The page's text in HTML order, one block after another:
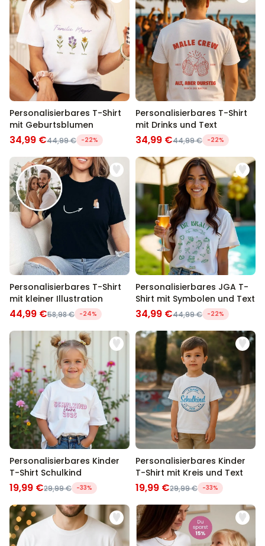
Personalisierbares T-Shirt
mit Geburtsblumen
34,99 €44,99 € -22%
Personalisierbares T-Shirt
mit Drinks und Text
34,99 €44,99 € -22%
Personalisierbares T-Shirt
mit kleiner Illustration
44,99 €58,98 € -24%
Personalisierbares JGA T-
Shirt mit Symbolen und Text
34,99 €44,99 € -22%
Personalisierbares Kinder
T-Shirt Schulkind
19,99 €29,99 € -33%
Personalisierbares Kinder
T-Shirt mit Kreis und Text
19,99 €29,99 € -33%